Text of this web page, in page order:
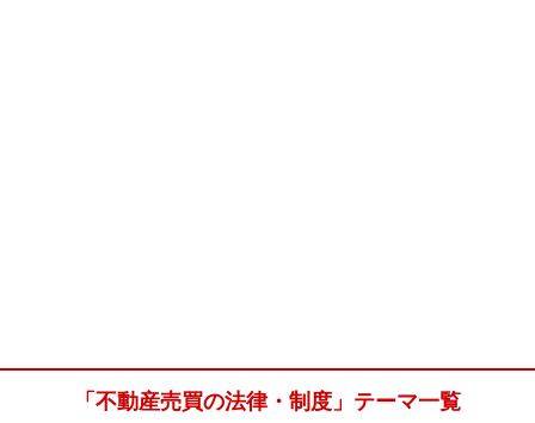
「不動産売買の法律・制度」テーマ一覧